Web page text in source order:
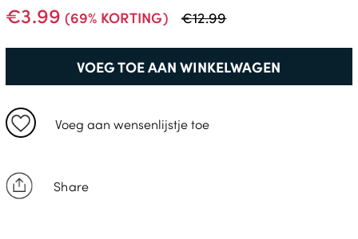
€3.99 (69% KORTING) €12.99
VOEG TOE AAN WINKELWAGEN
Voeg aan wensenlijstje toe
Share